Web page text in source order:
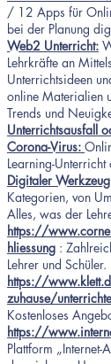
/ 12 Apps für
bei der Planung
Web2 Unterricht:
Lehrkräfte an
Unterrichtsideen
online Materialien
Trends und
Unterrichtsausfall
Corona-Virus:
Learning-Unterricht
Digitaler
Kategorien, von
Alles, was der
https://
hliessung :
Lehrer und Schüler.
https://
zuhause/
Kostenloses
https://
Plattform